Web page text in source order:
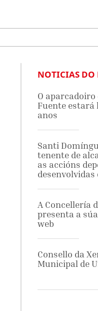
NOTICIAS DO
O aparcadoiro
Fuente estará
anos
Santi
tenente de
as accións
desenvolvidas
A Concellería
presenta a
web
Consello da
Municipal de